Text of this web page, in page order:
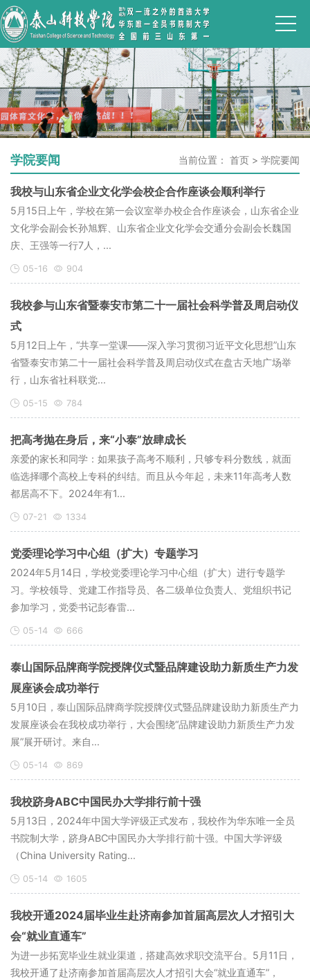
学院要闻 当前位置： 首页 > 学院要闻
我校与山东省企业文化学会校企合作座谈会顺利举行
5月15日上午，学校在第一会议室举办校企合作座谈会，山东省企业
文化学会副会长孙旭辉、山东省企业文化学会交通分会副会长魏国
庆、王强等一行7人，...
05-16 904
我校参与山东省暨泰安市第二十一届社会科学普及周启动仪
式
5月12日上午，“共享一堂课——深入学习贯彻习近平文化思想”山东
省暨泰安市第二十一届社会科学普及周启动仪式在盘古天地广场举
行，山东省社科联党...
05-15 784
把高考抛在身后，来“小泰”放肆成长
亲爱的家长和同学：如果孩子高考不顺利，只够专科分数线，就面
临选择哪个高校上专科的纠结。而且从今年起，未来11年高考人数
都居高不下。2024年有1...
07-21 1334
党委理论学习中心组（扩大）专题学习
2024年5月14日，学校党委理论学习中心组（扩大）进行专题学
习。学校领导、党建工作指导员、各二级单位负责人、党组织书记
参加学习，党委书记彭春雷...
05-14 666
泰山国际品牌商学院授牌仪式暨品牌建设助力新质生产力发
展座谈会成功举行
5月10日，泰山国际品牌商学院授牌仪式暨品牌建设助力新质生产力
发展座谈会在我校成功举行，大会围绕“品牌建设助力新质生产力发
展”展开研讨。来自...
05-14 869
我校跻身ABC中国民办大学排行前十强
5月13日，2024年中国大学评级正式发布，我校作为华东唯一全员
书院制大学，跻身ABC中国民办大学排行前十强。中国大学评级
（China University Rating...
05-14 1605
我校开通2024届毕业生赴济南参加首届高层次人才招引大
会“就业直通车”
为进一步拓宽毕业生就业渠道，搭建高效求职交流平台。5月11日，
我校开通了赴济南参加首届高层次人才招引大会“就业直通车”，